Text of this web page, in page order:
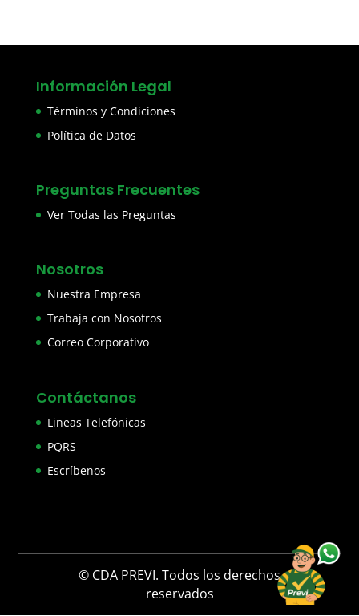
Información Legal
Términos y Condiciones
Política de Datos
Preguntas Frecuentes
Ver Todas las Preguntas
Nosotros
Nuestra Empresa
Trabaja con Nosotros
Correo Corporativo
Contáctanos
Lineas Telefónicas
PQRS
Escríbenos
© CDA PREVI. Todos los derechos
reservados